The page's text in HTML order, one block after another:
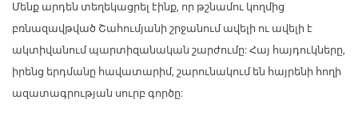
Մենք արդեն տեղեկացրել էինք, որ թշնամու կողմից
բռնազավթված Շահումյանի շրջանում ավելի ու ավելի է
ակտիվանում պարտիզանական շարժումը: Հայ հայդուկները,
իրենց երդմանը հավատարիմ, շարունակում են հայրենի հողի
ազատագրության սուրբ գործը: